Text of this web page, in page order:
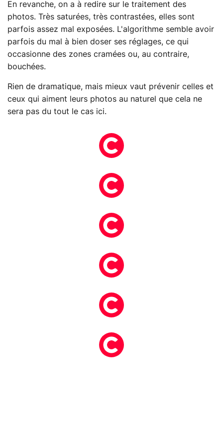
En revanche, on a à redire sur le traitement des
photos. Très saturées, très contrastées, elles sont
parfois assez mal exposées. L'algorithme semble avoir
parfois du mal à bien doser ses réglages, ce qui
occasionne des zones cramées ou, au contraire,
bouchées.
Rien de dramatique, mais mieux vaut prévenir celles et
ceux qui aiment leurs photos au naturel que cela ne
sera pas du tout le cas ici.